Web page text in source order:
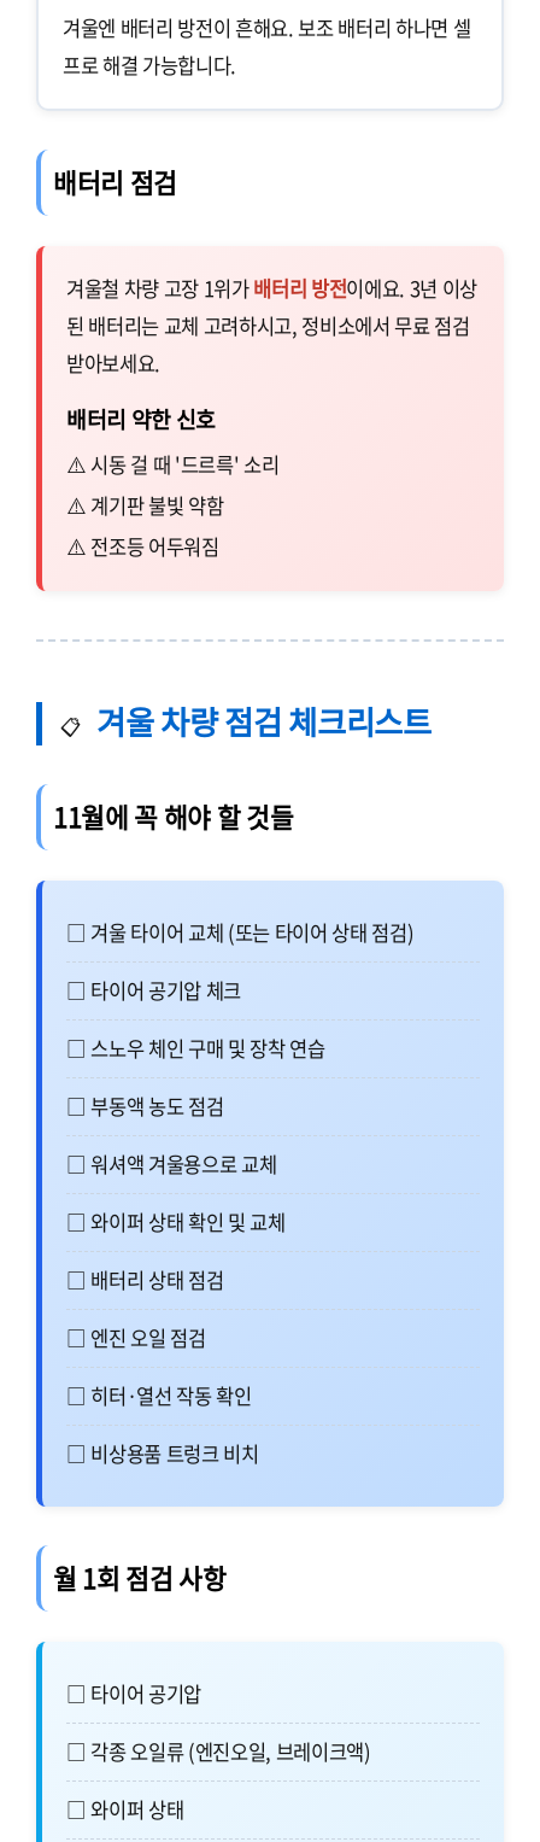
겨울엔 배터리 방전이 흔해요. 보조 배터리 하나면 셀
프로 해결 가능합니다.
배터리 점검
겨울철 차량 고장 1위가배터리 방전이에요. 3년 이상
된 배터리는 교체 고려하시고, 정비소에서 무료 점검
받아보세요.
배터리 약한 신호
시동 걸 때 '드르륵' 소리
계기판 불빛 약함
전조등 어두워짐
📋 겨울 차량 점검 체크리스트
11월에 꼭 해야 할 것들
□ 겨울 타이어 교체 (또는 타이어 상태 점검)
□ 타이어 공기압 체크
□ 스노우 체인 구매 및 장착 연습
□ 부동액 농도 점검
□ 워셔액 겨울용으로 교체
□ 와이퍼 상태 확인 및 교체
□ 배터리 상태 점검
□ 엔진 오일 점검
□ 히터·열선 작동 확인
□ 비상용품 트렁크 비치
월 1회 점검 사항
□ 타이어 공기압
□ 각종 오일류 (엔진오일, 브레이크액)
□ 와이퍼 상태